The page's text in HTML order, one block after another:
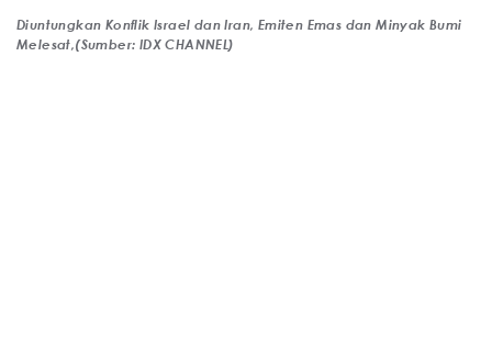
Diuntungkan Konflik Israel dan Iran, Emiten Emas dan Minyak Bumi
Melesat,(Sumber: IDX CHANNEL)